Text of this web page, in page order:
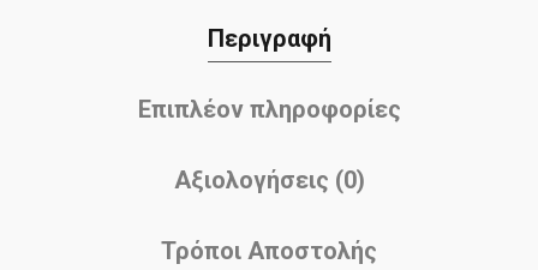
Περιγραφή
Επιπλέον πληροφορίες
Αξιολογήσεις (0)
Τρόποι Αποστολής